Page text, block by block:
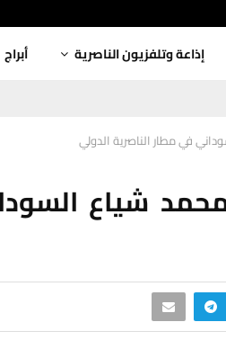
إذاعة وتلفزيون الناصرية أبراج
في مطار الناصرية الدولي
محمد شياع